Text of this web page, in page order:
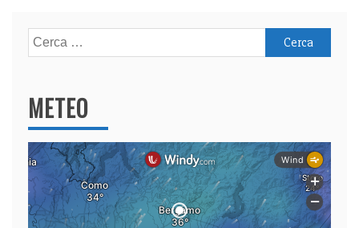
Ricerca
per:
METEO